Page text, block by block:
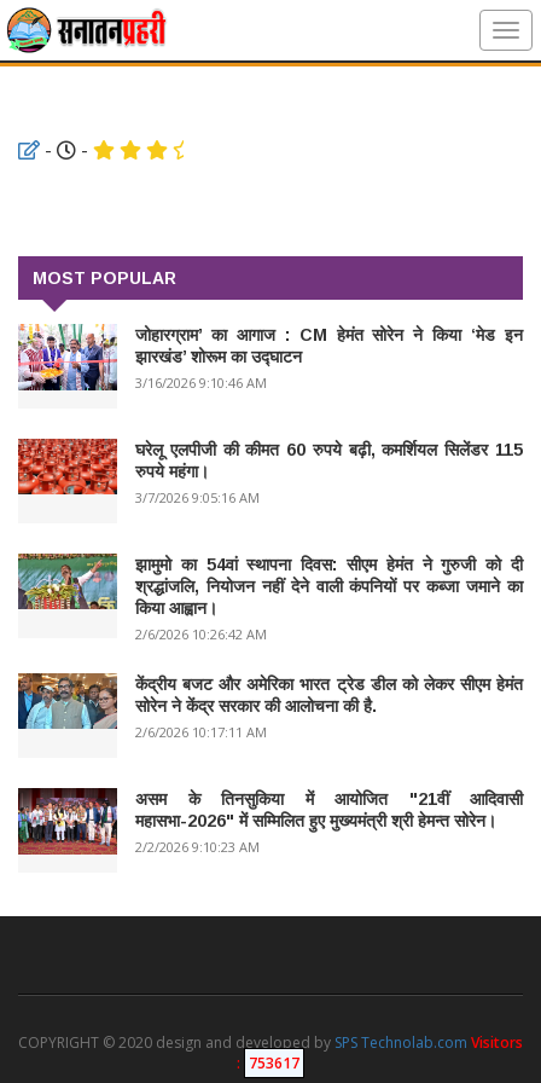
- -
MOST POPULAR
जोहारग्राम’ का आगाज : CM हेमंत सोरेन ने किया ‘मेड इन
झारखंड’ शोरूम का उद्घाटन
3/16/2026 9:10:46 AM
घरेलू एलपीजी की कीमत 60 रुपये बढ़ी, कमर्शियल सिलेंडर 115
रुपये महंगा।
3/7/2026 9:05:16 AM
झामुमो का 54वां स्थापना दिवस: सीएम हेमंत ने गुरुजी को दी
श्रद्धांजलि, नियोजन नहीं देने वाली कंपनियों पर कब्जा जमाने का
किया आह्वान।
2/6/2026 10:26:42 AM
केंद्रीय बजट और अमेरिका भारत ट्रेड डील को लेकर सीएम हेमंत
सोरेन ने केंद्र सरकार की आलोचना की है.
2/6/2026 10:17:11 AM
असम के तिनसुकिया में आयोजित "21वीं आदिवासी
महासभा-2026" में सम्मिलित हुए मुख्यमंत्री श्री हेमन्त सोरेन।
2/2/2026 9:10:23 AM
COPYRIGHT © 2020 design and developed by SPS Technolab.com Visitors
: 753617